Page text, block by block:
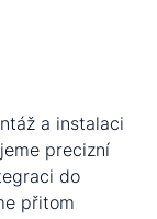
a instalaci
precizní
do
přitom